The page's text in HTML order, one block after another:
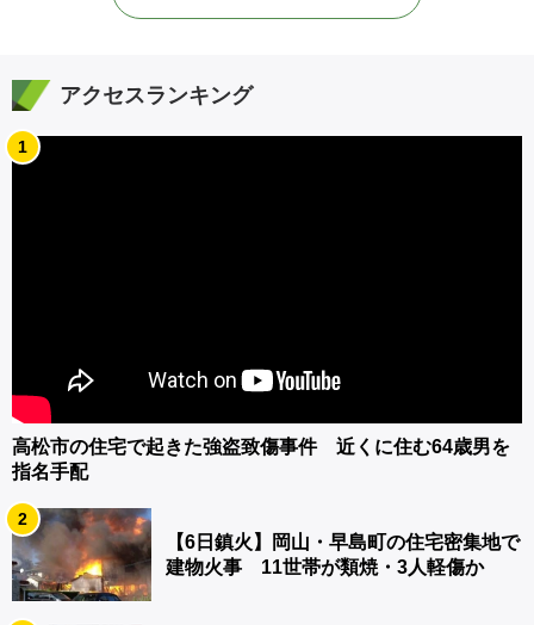
アクセスランキング
1
高松市の住宅で起きた強盗致傷事件 近くに住む64歳男を
指名手配
2
【6日鎮火】岡山・早島町の住宅密集地で
建物火事 11世帯が類焼・3人軽傷か